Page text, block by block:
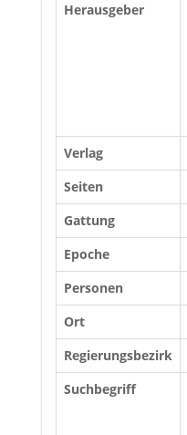
Herausgeber
Verlag
Seiten
Gattung
Epoche
Personen
Ort
Regierungsbezirk
Suchbegriff